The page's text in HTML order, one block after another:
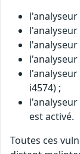
l'analyseur
l'analyseur
l'analyseur
l'analyseur
i4574) ;
l'analyseur
est activé.
Toutes ces